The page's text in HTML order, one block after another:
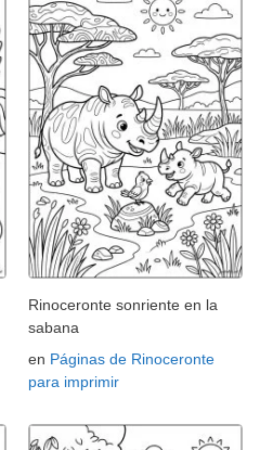
Rinoceronte sonriente en la
sabana
en Páginas de Rinoceronte
para imprimir